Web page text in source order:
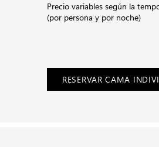
Precio variables según la
(por persona y por noche)
RESERVAR CAMA